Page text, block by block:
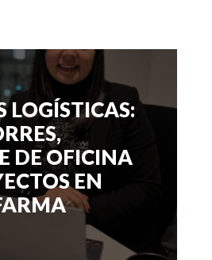
LOGÍSTICAS:
DE OFICINA
EN